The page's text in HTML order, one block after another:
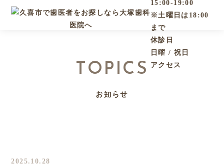
15:00-19:00
※土曜日は18:00
まで
休診日
日曜 / 祝日
アクセス
TOPICS
お知らせ
2025.10.28